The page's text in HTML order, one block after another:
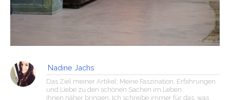
Nadine Jachs
Das Ziel meiner Artikel: Meine Faszination, Erfahrungen
und Liebe zu den schönen Sachen im Leben
Ihnen näher bringen. Ich schreibe immer für das, was